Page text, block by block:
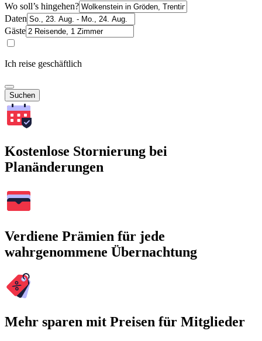
Wo soll’s hingehen?
Daten
Gäste
Ich reise geschäftlich
Suchen
Kostenlose Stornierung bei
Planänderungen
Verdiene Prämien für jede
wahrgenommene Übernachtung
Mehr sparen mit Preisen für Mitglieder